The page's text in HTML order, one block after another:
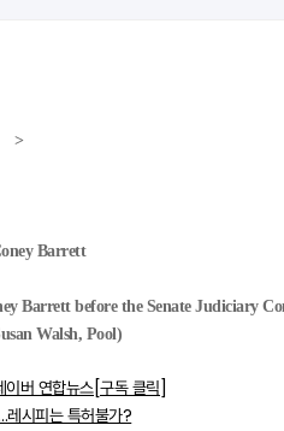
>
Barrett
Barrett before the Senate Judiciary
Walsh, Pool)
버 연합뉴스[구독 클릭]
시피는 특허불가?